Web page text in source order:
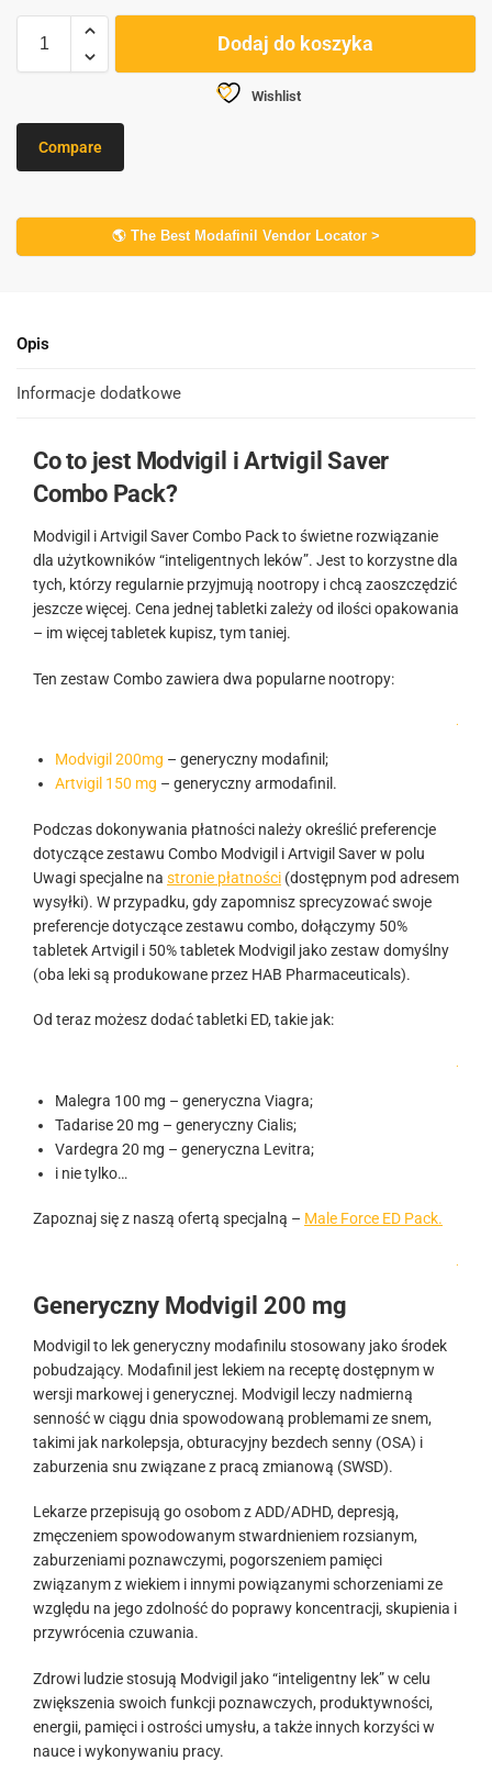
Dodaj do koszyka
Wishlist
Compare
🌎 The Best Modafinil Vendor Locator >
Opis
Informacje dodatkowe
Co to jest Modvigil i Artvigil Saver
Combo Pack?
Modvigil i Artvigil Saver Combo Pack to świetne rozwiązanie
dla użytkowników “inteligentnych leków”. Jest to korzystne dla
tych, którzy regularnie przyjmują nootropy i chcą zaoszczędzić
jeszcze więcej. Cena jednej tabletki zależy od ilości opakowania
– im więcej tabletek kupisz, tym taniej.
Ten zestaw Combo zawiera dwa popularne nootropy:
.
Modvigil 200mg – generyczny modafinil;
Artvigil 150 mg – generyczny armodafinil.
Podczas dokonywania płatności należy określić preferencje
dotyczące zestawu Combo Modvigil i Artvigil Saver w polu
Uwagi specjalne na stronie płatności (dostępnym pod adresem
wysyłki). W przypadku, gdy zapomnisz sprecyzować swoje
preferencje dotyczące zestawu combo, dołączymy 50%
tabletek Artvigil i 50% tabletek Modvigil jako zestaw domyślny
(oba leki są produkowane przez HAB Pharmaceuticals).
Od teraz możesz dodać tabletki ED, takie jak:
.
Malegra 100 mg – generyczna Viagra;
Tadarise 20 mg – generyczny Cialis;
Vardegra 20 mg – generyczna Levitra;
i nie tylko…
Zapoznaj się z naszą ofertą specjalną – Male Force ED Pack.
.
Generyczny Modvigil 200 mg
Modvigil to lek generyczny modafinilu stosowany jako środek
pobudzający. Modafinil jest lekiem na receptę dostępnym w
wersji markowej i generycznej. Modvigil leczy nadmierną
senność w ciągu dnia spowodowaną problemami ze snem,
takimi jak narkolepsja, obturacyjny bezdech senny (OSA) i
zaburzenia snu związane z pracą zmianową (SWSD).
Lekarze przepisują go osobom z ADD/ADHD, depresją,
zmęczeniem spowodowanym stwardnieniem rozsianym,
zaburzeniami poznawczymi, pogorszeniem pamięci
związanym z wiekiem i innymi powiązanymi schorzeniami ze
względu na jego zdolność do poprawy koncentracji, skupienia i
przywrócenia czuwania.
Zdrowi ludzie stosują Modvigil jako “inteligentny lek” w celu
zwiększenia swoich funkcji poznawczych, produktywności,
energii, pamięci i ostrości umysłu, a także innych korzyści w
nauce i wykonywaniu pracy.